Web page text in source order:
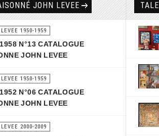
JOHN LEVEE
1950-1959
N°13 CATALOGUE
JOHN LEVEE
1950-1959
N°06 CATALOGUE
JOHN LEVEE
2000-2009